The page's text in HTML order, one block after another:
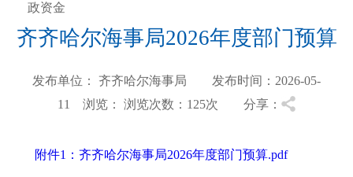
政资金
齐齐哈尔海事局2026年度部门预算
发布单位： 齐齐哈尔海事局 发布时间：2026-05-
11 浏览： 浏览次数：125次 分享：
附件1：齐齐哈尔海事局2026年度部门预算.pdf